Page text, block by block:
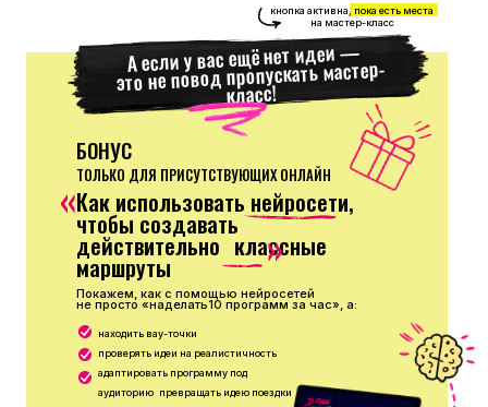
Как использовать нейросети,
чтобы создавать
действительно классные
маршруты
«
«
находить вау-точки
проверять идеи на реалистичность
адаптировать программу под
аудиторию превращать идею поездки
кнопка активна, пока есть места
на мастер-класс
А если у вас ещё нет идеи —
это не повод пропускать мастер-
класс!
ТОЛЬКО ДЛЯ ПРИСУТСТВУЮЩИХ ОНЛАЙН
БОНУС
Покажем, как с помощью нейросетей
не просто «наделать10 программ за час», а: